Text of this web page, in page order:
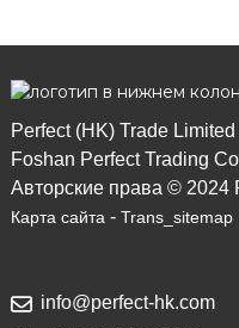
Perfect (HK) Trade Limited
Foshan Perfect Trading
Авторские права ©
Карта сайта - Trans_sitemap
info@perfect-hk.com